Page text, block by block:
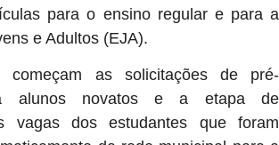
para o ensino regular e para a
e Adultos (EJA).
começam as solicitações de pré-
alunos novatos e a etapa de
vagas dos estudantes que foram